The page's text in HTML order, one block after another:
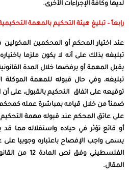
لديها وكافة الإجراءات الأخرى.
رابعاً – تبليغ هيئة التحكيم بالمهمة
عند اختيار المحكم أو المحكمين المخولين
تبليغه بذلك على أنه لا يكون ملزما
يقبل المهمة أو يرفضها خلال المدة
تبليغه، وفي حال قبوله للمهمة الموكلة
توقيعه على اتفاق التحكيم بالقبول، على
ضمناً من خلال قيامه بمباشرة عمله
على عاتق المحكم عند قبوله مهمة
أو قائع تؤثر في حياده واستقلاله مما قد
يسمى واجب الإفصاح باعتباره وجوبيا
الفلسطيني
المقال.